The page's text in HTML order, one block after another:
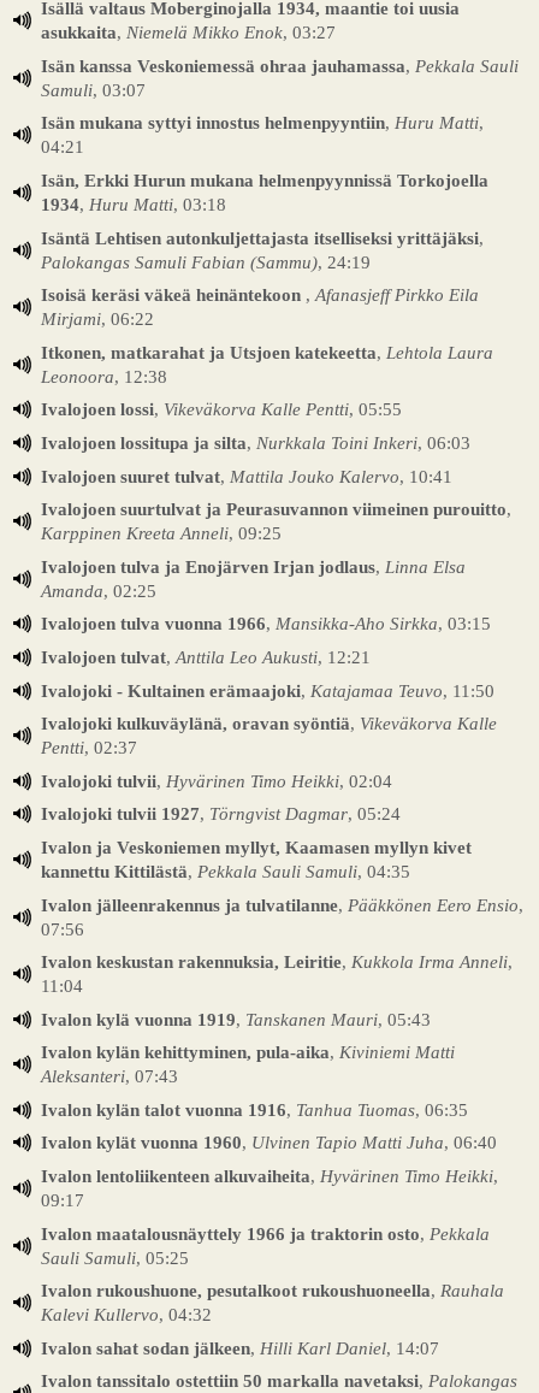
Isällä valtaus Moberginojalla 1934, maantie toi uusia
asukkaita, Niemelä Mikko Enok, 03:27
Isän kanssa Veskoniemessä ohraa jauhamassa, Pekkala Sauli
Samuli, 03:07
Isän mukana syttyi innostus helmenpyyntiin, Huru Matti,
04:21
Isän, Erkki Hurun mukana helmenpyynnissä Torkojoella
1934, Huru Matti, 03:18
Isäntä Lehtisen autonkuljettajasta itselliseksi yrittäjäksi,
Palokangas Samuli Fabian (Sammu), 24:19
Isoisä keräsi väkeä heinäntekoon , Afanasjeff Pirkko Eila
Mirjami, 06:22
Itkonen, matkarahat ja Utsjoen katekeetta, Lehtola Laura
Leonoora, 12:38
Ivalojoen lossi, Vikeväkorva Kalle Pentti, 05:55
Ivalojoen lossitupa ja silta, Nurkkala Toini Inkeri, 06:03
Ivalojoen suuret tulvat, Mattila Jouko Kalervo, 10:41
Ivalojoen suurtulvat ja Peurasuvannon viimeinen purouitto,
Karppinen Kreeta Anneli, 09:25
Ivalojoen tulva ja Enojärven Irjan jodlaus, Linna Elsa
Amanda, 02:25
Ivalojoen tulva vuonna 1966, Mansikka-Aho Sirkka, 03:15
Ivalojoen tulvat, Anttila Leo Aukusti, 12:21
Ivalojoki - Kultainen erämaajoki, Katajamaa Teuvo, 11:50
Ivalojoki kulkuväylänä, oravan syöntiä, Vikeväkorva Kalle
Pentti, 02:37
Ivalojoki tulvii, Hyvärinen Timo Heikki, 02:04
Ivalojoki tulvii 1927, Törngvist Dagmar, 05:24
Ivalon ja Veskoniemen myllyt, Kaamasen myllyn kivet
kannettu Kittilästä, Pekkala Sauli Samuli, 04:35
Ivalon jälleenrakennus ja tulvatilanne, Pääkkönen Eero Ensio,
07:56
Ivalon keskustan rakennuksia, Leiritie, Kukkola Irma Anneli,
11:04
Ivalon kylä vuonna 1919, Tanskanen Mauri, 05:43
Ivalon kylän kehittyminen, pula-aika, Kiviniemi Matti
Aleksanteri, 07:43
Ivalon kylän talot vuonna 1916, Tanhua Tuomas, 06:35
Ivalon kylät vuonna 1960, Ulvinen Tapio Matti Juha, 06:40
Ivalon lentoliikenteen alkuvaiheita, Hyvärinen Timo Heikki,
09:17
Ivalon maatalousnäyttely 1966 ja traktorin osto, Pekkala
Sauli Samuli, 05:25
Ivalon rukoushuone, pesutalkoot rukoushuoneella, Rauhala
Kalevi Kullervo, 04:32
Ivalon sahat sodan jälkeen, Hilli Karl Daniel, 14:07
Ivalon tanssitalo ostettiin 50 markalla navetaksi, Palokangas